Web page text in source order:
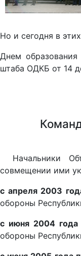
Но и сегодня в
Днем
штаба ОДКБ от 14
Начальники
совмещении ими
с апреля 2003
обороны
с июня 2004
обороны